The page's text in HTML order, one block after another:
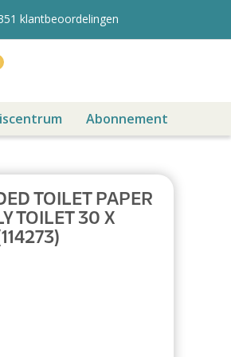
klantbeoordelingen
Abonnement
TOILET PAPER
TOILET 30 X